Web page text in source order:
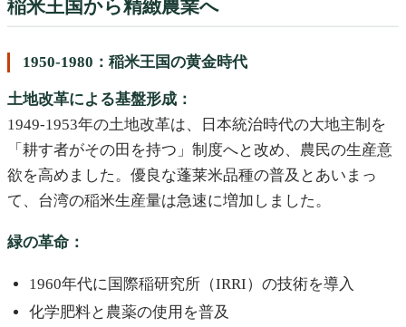
稲米王国から精緻農業へ
1950-1980：稲米王国の黄金時代
土地改革による基盤形成：
1949-1953年の土地改革は、日本統治時代の大地主制を
「耕す者がその田を持つ」制度へと改め、農民の生産意
欲を高めました。優良な蓬莱米品種の普及とあいまっ
て、台湾の稲米生産量は急速に増加しました。
緑の革命：
1960年代に国際稲研究所（IRRI）の技術を導入
化学肥料と農薬の使用を普及